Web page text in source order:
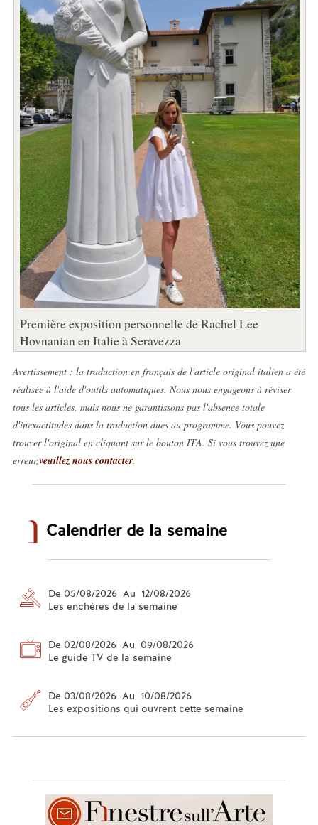
Première exposition personnelle de Rachel Lee
Hovnanian en Italie à Seravezza
Avertissement : la traduction en français de l'article original italien a été
réalisée à l'aide d'outils automatiques. Nous nous engageons à réviser
tous les articles, mais nous ne garantissons pas l'absence totale
d'inexactitudes dans la traduction dues au programme. Vous pouvez
trouver l'original en cliquant sur le bouton ITA. Si vous trouvez une
erreur,veuillez nous contacter.
Calendrier de la semaine
De 05/08/2026 Au 12/08/2026
Les enchères de la semaine
De 02/08/2026 Au 09/08/2026
Le guide TV de la semaine
De 03/08/2026 Au 10/08/2026
Les expositions qui ouvrent cette semaine